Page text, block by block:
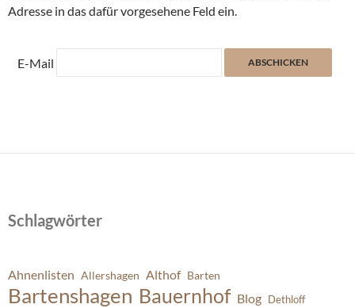
Adresse in das dafür vorgesehene Feld ein.
E-Mail
Schlagwörter
Ahnenlisten Allershagen Althof Barten
Bartenshagen Bauernhof Blog Dethloff